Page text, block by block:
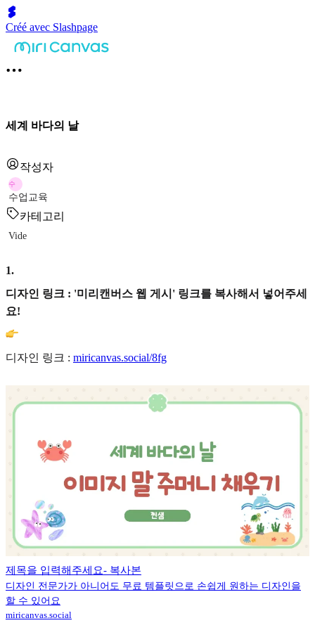
Créé avec Slashpage
세계 바다의 날
작성자
수
수업교육
카테고리
Vide
1.
디자인 링크 : '미리캔버스 웹 게시' 링크를 복사해서 넣어주세
요!
디자인 링크 : miricanvas.social/8fg
제목을 입력해주세요- 복사본
디자인 전문가가 아니어도 무료 템플릿으로 손쉽게 원하는 디자인을
할 수 있어요
miricanvas.social